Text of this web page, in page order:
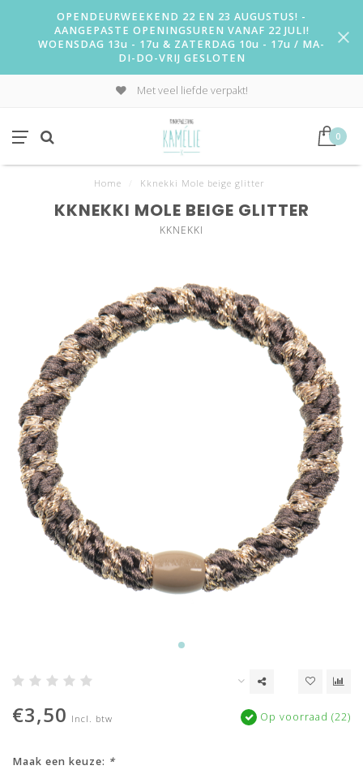
OPENDEURWEEKEND 22 EN 23 AUGUSTUS! -
AANGEPASTE OPENINGSUREN VANAF 22 JULI!
WOENSDAG 13u - 17u & ZATERDAG 10u - 17u / MA-
DI-DO-VRIJ GESLOTEN
Met veel liefde verpakt!
0
Home Kknekki Mole beige glitter
KKNEKKI MOLE BEIGE GLITTER
KKNEKKI
€3,50 Incl. btw Op voorraad (22)
Maak een keuze: *